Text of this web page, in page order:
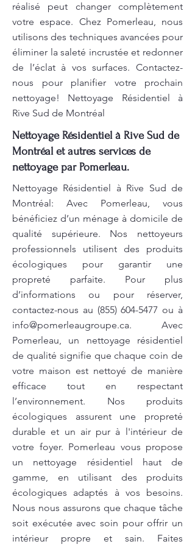
réalisé peut changer complètement
votre espace. Chez Pomerleau, nous
utilisons des techniques avancées pour
éliminer la saleté incrustée et redonner
de l’éclat à vos surfaces. Contactez-
nous pour planifier votre prochain
nettoyage! Nettoyage Résidentiel à
Rive Sud de Montréal
Nettoyage Résidentiel à Rive Sud de
Montréal et autres services de
nettoyage par Pomerleau.
Nettoyage Résidentiel à Rive Sud de
Montréal: Avec Pomerleau, vous
bénéficiez d’un ménage à domicile de
qualité supérieure. Nos nettoyeurs
professionnels utilisent des produits
écologiques pour garantir une
propreté parfaite. Pour plus
d’informations ou pour réserver,
contactez-nous au (855) 604-5477 ou à
info@pomerleaugroupe.ca. Avec
Pomerleau, un nettoyage résidentiel
de qualité signifie que chaque coin de
votre maison est nettoyé de manière
efficace tout en respectant
l’environnement. Nos produits
écologiques assurent une propreté
durable et un air pur à l'intérieur de
votre foyer. Pomerleau vous propose
un nettoyage résidentiel haut de
gamme, en utilisant des produits
écologiques adaptés à vos besoins.
Nous nous assurons que chaque tâche
soit exécutée avec soin pour offrir un
intérieur propre et sain. Faites